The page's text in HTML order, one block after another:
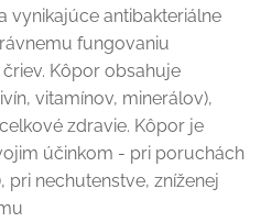
vynikajúce antibakteriálne
fungovaniu
Kôpor obsahuje
vitamínov, minerálov),
zdravie. Kôpor je
účinkom - pri poruchách
pri nechutenstve, zníženej